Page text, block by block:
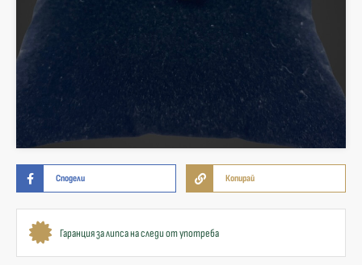
Сподели Копирай
Гаранция за липса на следи от употреба